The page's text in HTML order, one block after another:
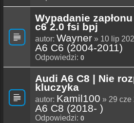
Wypadanie
c6 2.0 fsi bpj
autor: Wayner » 10 lip
A6 C6 (2004-2011)
Odpowiedzi: 0
Audi A6 C8 | Nie
kluczyka
autor: Kamil100 » 29 cze
A6 C8 (2018- )
Odpowiedzi: 0